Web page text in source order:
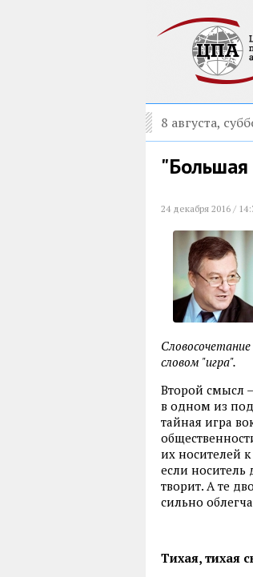
8 августа,
"Большая
24 декабря 2016 /
словом "игра".
Второй смысл –
в одном из
тайная игра
их носителей
если носитель
творит. А те
сильно
Тихая, тихая